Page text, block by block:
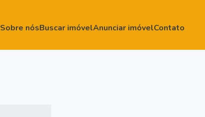
Sobre nósBuscar imóvelAnunciar imóvelContato